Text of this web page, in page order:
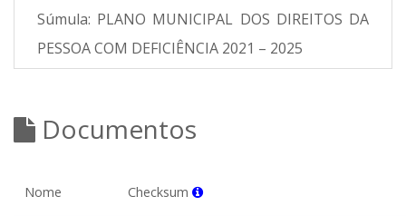
Súmula: PLANO MUNICIPAL DOS DIREITOS DA
PESSOA COM DEFICIÊNCIA 2021 – 2025
Documentos
Nome Checksum